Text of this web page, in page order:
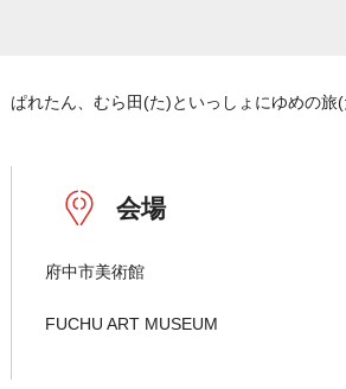
ぱれたん、むら田(た)といっしょにゆめの旅
会場
府中市美術館
FUCHU ART MUSEUM